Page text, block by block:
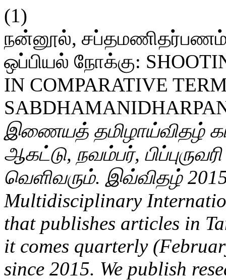
(1)
நன்னூல், சப்தமணிதர்பணம்
ஒப்பியல் நோக்கு:
IN COMPARATIVE
இணையத் தமிழாய்விதழ்
ஆகட்டு, நவம்பர்,
வெளிவரும். இவ்விதழ்
Multidisciplinary
that publishes articles in
it comes quarterly
since 2015. We publish